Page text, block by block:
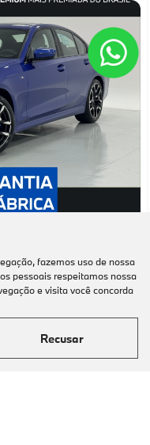
FLEX M SPORT
2026
2026/2026
fazemos uso de nossa
pessoais respeitamos nossa
e visita você concorda
Recusar